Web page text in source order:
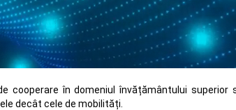
cooperare în domeniul învățământului superior
decât cele de mobilități.